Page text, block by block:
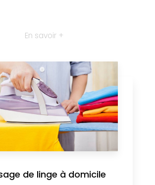
En savoir +
de linge à domicile